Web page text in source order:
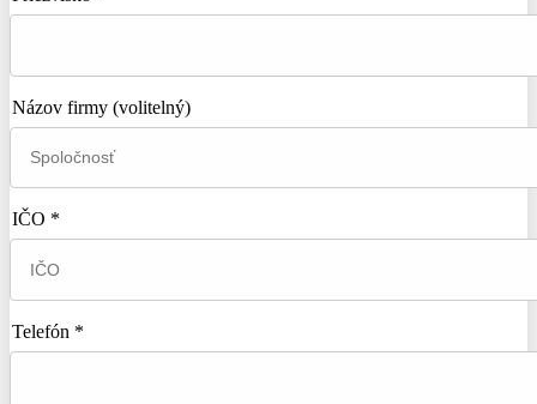
Názov firmy (volitelný)
IČO *
Telefón *